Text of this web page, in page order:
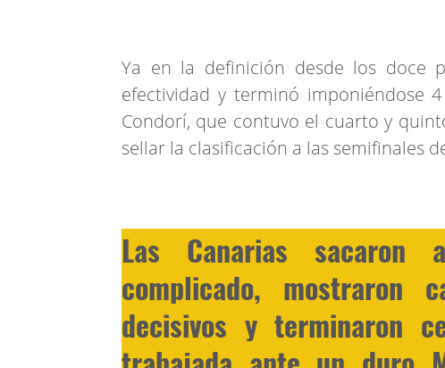
Ya en la definición desde los doce
efectividad y terminó imponiéndose
Condorí, que contuvo el cuarto y
sellar la clasificación a las semifinales
Las Canarias sacaron
complicado, mostraron
decisivos y terminaron